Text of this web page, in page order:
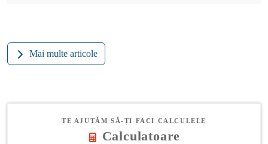
Mai multe articole
TE AJUTĂM SĂ-ȚI FACI CALCULELE
Calculatoare